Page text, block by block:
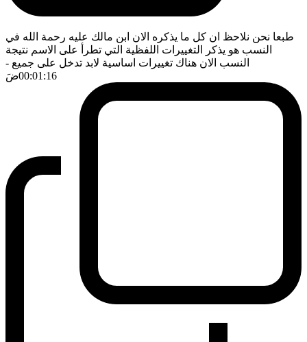
طبعا نحن نلاحظ ان كل ما يذكره الان ابن مالك عليه رحمة الله في
النسب هو يذكر التغييرات اللفظية التي تطرأ على الاسم نتيجة
النسب الان هناك تغييرات اساسية لابد تدخل على جميع -
00:01:16ضَ